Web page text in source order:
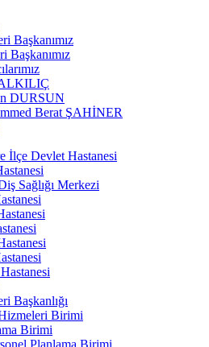
Başkanımız
Başkanımız
DURSUN
Berat ŞAHİNER
İlçe Devlet Hastanesi
Sağlığı Merkezi
Başkanlığı
Birimi
Birimi
Planlama Birimi